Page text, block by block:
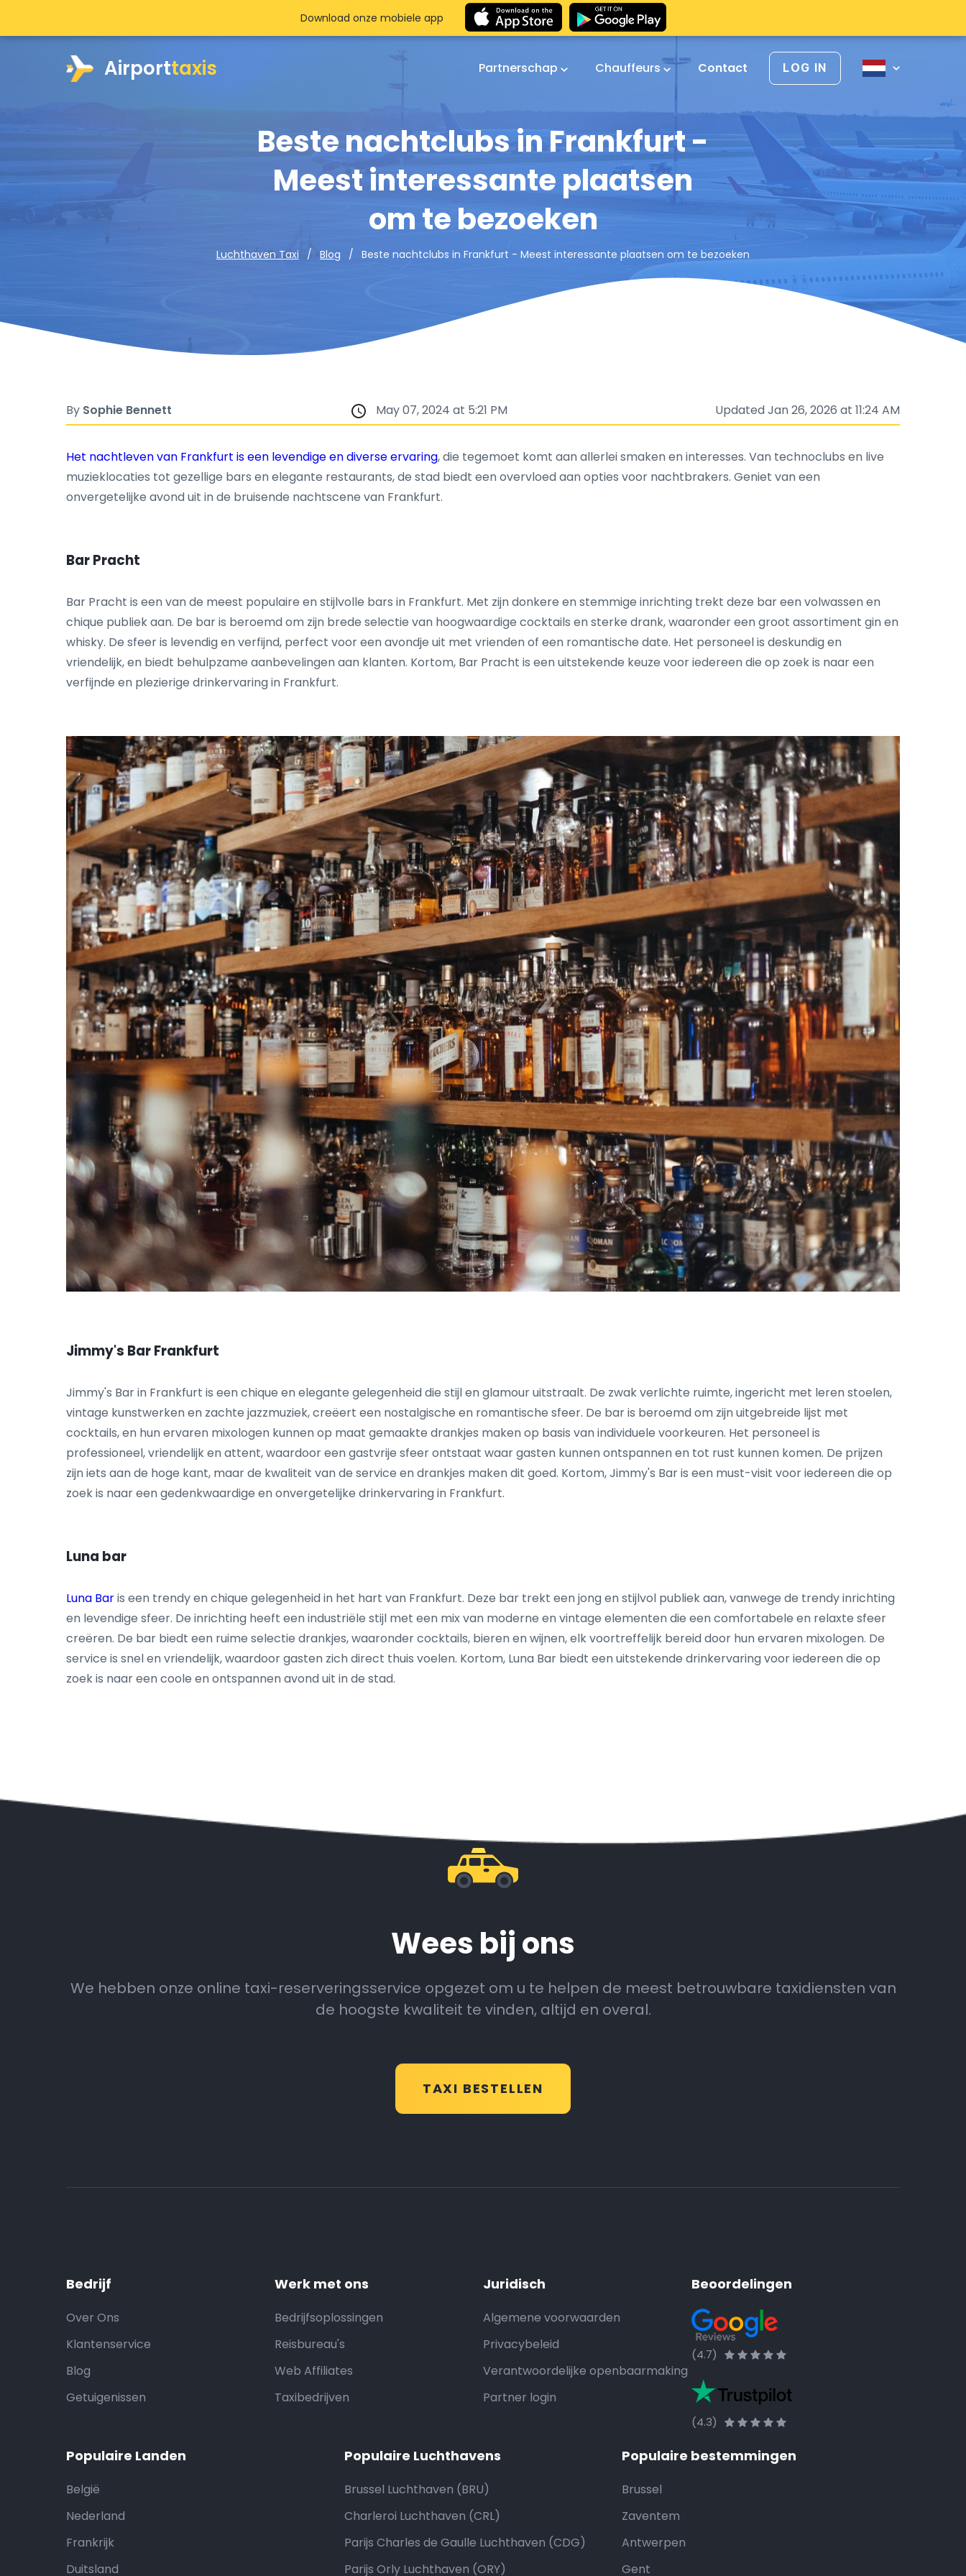
Airporttaxis Partnerschap Chauffeurs Contact LOG IN
Beste nachtclubs in Frankfurt -
Meest interessante plaatsen
om te bezoeken
Luchthaven Taxi Blog Beste nachtclubs in Frankfurt - Meest interessante plaatsen om te bezoeken
Download onze mobiele app
By Sophie Bennett May 07, 2024 at 5:21 PM Updated Jan 26, 2026 at 11:24 AM
Het nachtleven van Frankfurt is een levendige en diverse ervaring, die tegemoet komt aan allerlei smaken en interesses. Van technoclubs en live
muzieklocaties tot gezellige bars en elegante restaurants, de stad biedt een overvloed aan opties voor nachtbrakers. Geniet van een
onvergetelijke avond uit in de bruisende nachtscene van Frankfurt.
Bar Pracht
Bar Pracht is een van de meest populaire en stijlvolle bars in Frankfurt. Met zijn donkere en stemmige inrichting trekt deze bar een volwassen en
chique publiek aan. De bar is beroemd om zijn brede selectie van hoogwaardige cocktails en sterke drank, waaronder een groot assortiment gin en
whisky. De sfeer is levendig en verfijnd, perfect voor een avondje uit met vrienden of een romantische date. Het personeel is deskundig en
vriendelijk, en biedt behulpzame aanbevelingen aan klanten. Kortom, Bar Pracht is een uitstekende keuze voor iedereen die op zoek is naar een
verfijnde en plezierige drinkervaring in Frankfurt.
Jimmy's Bar Frankfurt
Jimmy's Bar in Frankfurt is een chique en elegante gelegenheid die stijl en glamour uitstraalt. De zwak verlichte ruimte, ingericht met leren stoelen,
vintage kunstwerken en zachte jazzmuziek, creëert een nostalgische en romantische sfeer. De bar is beroemd om zijn uitgebreide lijst met
cocktails, en hun ervaren mixologen kunnen op maat gemaakte drankjes maken op basis van individuele voorkeuren. Het personeel is
professioneel, vriendelijk en attent, waardoor een gastvrije sfeer ontstaat waar gasten kunnen ontspannen en tot rust kunnen komen. De prijzen
zijn iets aan de hoge kant, maar de kwaliteit van de service en drankjes maken dit goed. Kortom, Jimmy's Bar is een must-visit voor iedereen die op
zoek is naar een gedenkwaardige en onvergetelijke drinkervaring in Frankfurt.
Luna bar
Luna Baris een trendy en chique gelegenheid in het hart van Frankfurt. Deze bar trekt een jong en stijlvol publiek aan, vanwege de trendy inrichting
en levendige sfeer. De inrichting heeft een industriële stijl met een mix van moderne en vintage elementen die een comfortabele en relaxte sfeer
creëren. De bar biedt een ruime selectie drankjes, waaronder cocktails, bieren en wijnen, elk voortreffelijk bereid door hun ervaren mixologen. De
service is snel en vriendelijk, waardoor gasten zich direct thuis voelen. Kortom, Luna Bar biedt een uitstekende drinkervaring voor iedereen die op
zoek is naar een coole en ontspannen avond uit in de stad.
Wees bij ons
We hebben onze online taxi-reserveringsservice opgezet om u te helpen de meest betrouwbare taxidiensten van
de hoogste kwaliteit te vinden, altijd en overal.
TAXI BESTELLEN
Bedrijf
Over Ons
Klantenservice
Blog
Getuigenissen
Werk met ons
Bedrijfsoplossingen
Reisbureau's
Web Affiliates
Taxibedrijven
Juridisch
Algemene voorwaarden
Privacybeleid
Verantwoordelijke openbaarmaking
Partner login
Beoordelingen
(4.7)
(4.3)
Populaire Landen
België
Nederland
Frankrijk
Duitsland
Populaire Luchthavens
Brussel Luchthaven (BRU)
Charleroi Luchthaven (CRL)
Parijs Charles de Gaulle Luchthaven (CDG)
Parijs Orly Luchthaven (ORY)
Populaire bestemmingen
Brussel
Zaventem
Antwerpen
Gent